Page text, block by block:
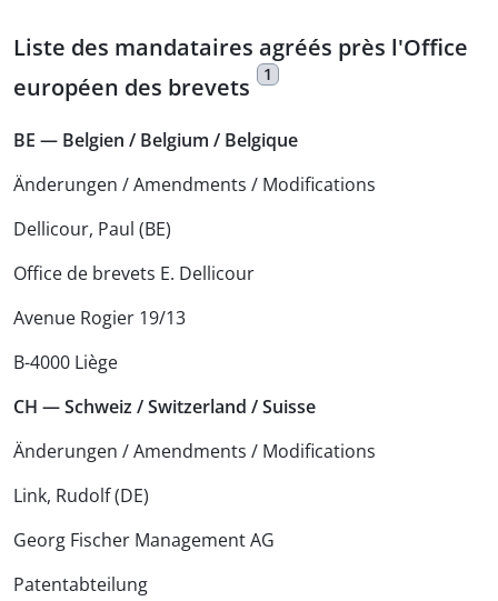
Liste des mandataires agréés près l'Office
européen des brevets
1
BE — Belgien / Belgium / Belgique
Änderungen / Amendments / Modifications
Dellicour, Paul (BE)
Office de brevets E. Dellicour
Avenue Rogier 19/13
B-4000 Liège
CH — Schweiz / Switzerland / Suisse
Änderungen / Amendments / Modifications
Link, Rudolf (DE)
Georg Fischer Management AG
Patentabteilung